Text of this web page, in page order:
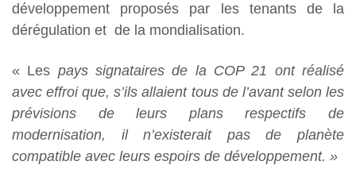
développement proposés par les tenants de la
dérégulation et de la mondialisation.
« Les pays signataires de la COP 21 ont réalisé
avec effroi que, s’ils allaient tous de l’avant selon les
prévisions de leurs plans respectifs de
modernisation, il n’existerait pas de planète
compatible avec leurs espoirs de développement. »